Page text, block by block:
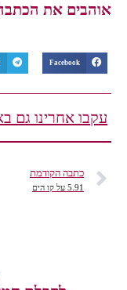
אוהבים את
Facebook
עקבו אחרינו גם
כתבה הקודמת
5.91 על קו הים